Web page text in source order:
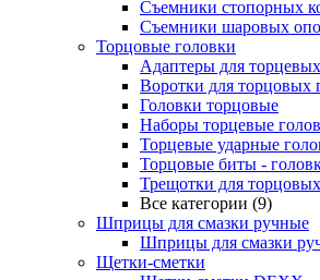
Съемники стопорных
Съемники шаровых
Торцовые головки
Адаптеры для
Воротки для торцовых
Головки торцовые
Наборы торцевые
Торцевые ударные
Торцовые биты -
Трещотки для
Все категории (9)
Шприцы для смазки ручные
Шприцы для смазки
Щетки-сметки